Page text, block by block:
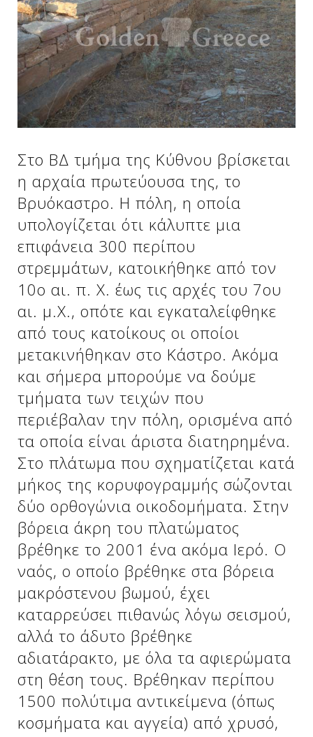
Δείτε μας:
Δείτε μας:
Δείτε μας:
Δείτε μας:
Δείτε μας:
Δείτε μας:
Δείτε μας:
Δείτε μας:
Δείτε μας:
Δείτε μας:
Δείτε μας:
Στο ΒΔ τμήμα της Κύθνου βρίσκεται
η αρχαία πρωτεύουσα της, το
Βρυόκαστρο. Η πόλη, η οποία
υπολογίζεται ότι κάλυπτε μια
επιφάνεια 300 περίπου
στρεμμάτων, κατοικήθηκε από τον
10o αι. π. Χ. έως τις αρχές του 7ου
αι. μ.Χ., οπότε και εγκαταλείφθηκε
από τους κατοίκους οι οποίοι
μετακινήθηκαν στο Κάστρο. Ακόμα
και σήμερα μπορούμε να δούμε
τμήματα των τειχών που
περιέβαλαν την πόλη, ορισμένα από
τα οποία είναι άριστα διατηρημένα.
Στο πλάτωμα που σχηματίζεται κατά
μήκος της κορυφογραμμής σώζονται
δύο ορθογώνια οικοδομήματα. Στην
βόρεια άκρη του πλατώματος
βρέθηκε το 2001 ένα ακόμα Ιερό. Ο
ναός, ο οποίο βρέθηκε στα βόρεια
μακρόστενου βωμού, έχει
καταρρεύσει πιθανώς λόγω σεισμού,
αλλά το άδυτο βρέθηκε
αδιατάρακτο, με όλα τα αφιερώματα
στη θέση τους. Βρέθηκαν περίπου
1500 πολύτιμα αντικείμενα (όπως
κοσμήματα και αγγεία) από χρυσό,